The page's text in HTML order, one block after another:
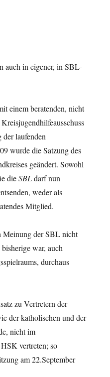
auch in eigener, in SBL-
einem beratenden, nicht
der laufenden
wurde die Satzung des
geändert. Sowohl
dieSBLdarf nun
weder als
Mitglied.
Meinung der SBL nicht
war, auch
durchaus
zu Vertretern der
der katholischen und der
nicht im
vertreten; so
am 22.September